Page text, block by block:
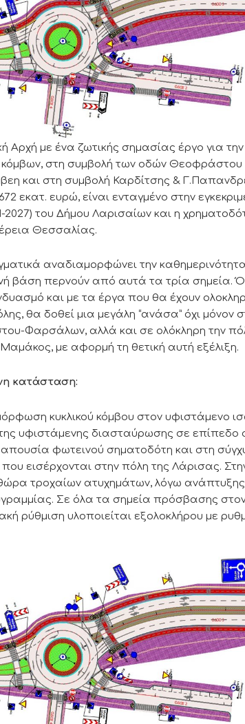
Αρχή με ένα ζωτικής σημασίας έργο για
κόμβων, στη συμβολή των οδών
και στη συμβολή Καρδίτσης &
εκατ. ευρώ, είναι ενταγμένο στην
2027) του Δήμου Λαρισαίων και η
Θεσσαλίας.
αναδιαμορφώνει την
βάση περνούν από αυτά τα τρία σημεία.
και με τα έργα που θα έχουν
θα δοθεί μια μεγάλη “ανάσα” όχι μόνον
Φαρσάλων, αλλά και σε ολόκληρη την
με αφορμή τη θετική αυτή εξέλιξη.
κατάσταση:
κυκλικού κόμβου στον υφιστάμενο
υφιστάμενης διασταύρωσης σε επίπεδο
φωτεινού σηματοδότη και στη
εισέρχονται στην πόλη της Λάρισας.
τροχαίων ατυχημάτων, λόγω
Σε όλα τα σημεία πρόσβασης
ρύθμιση υλοποιείται εξολοκλήρου με